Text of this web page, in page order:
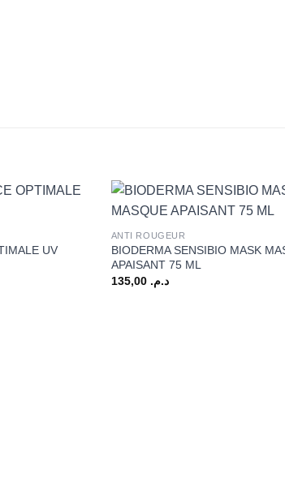
UV
+
ANTI ROUGEUR
BIODERMA SENSIBIO MASK
APAISANT 75 ML
د.م. 135,00